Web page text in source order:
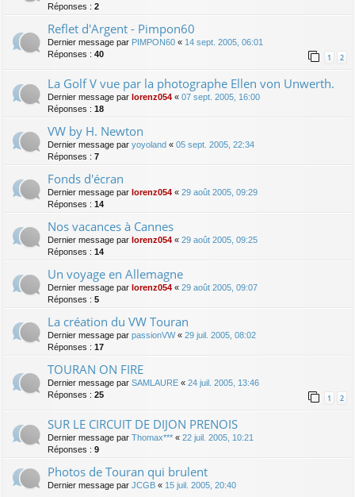
Réponses : 2
Reflet d'Argent - Pimpon60
Dernier message par PIMPON60 « 14 sept. 2005, 06:01
Réponses : 40 1 2
La Golf V vue par la photographe Ellen von Unwerth.
Dernier message par lorenz054 « 07 sept. 2005, 16:00
Réponses : 18
VW by H. Newton
Dernier message par yoyoland « 05 sept. 2005, 22:34
Réponses : 7
Fonds d'écran
Dernier message par lorenz054 « 29 août 2005, 09:29
Réponses : 14
Nos vacances à Cannes
Dernier message par lorenz054 « 29 août 2005, 09:25
Réponses : 14
Un voyage en Allemagne
Dernier message par lorenz054 « 29 août 2005, 09:07
Réponses : 5
La création du VW Touran
Dernier message par passionVW« 29 juil. 2005, 08:02
Réponses : 17
TOURAN ON FIRE
Dernier message par SAMLAURE « 24 juil. 2005, 13:46
Réponses : 25 1 2
SUR LE CIRCUIT DE DIJON PRENOIS
Dernier message par Thomax*** « 22 juil. 2005, 10:21
Réponses : 9
Photos de Touran qui brulent
Dernier message par JCGB « 15 juil. 2005, 20:40